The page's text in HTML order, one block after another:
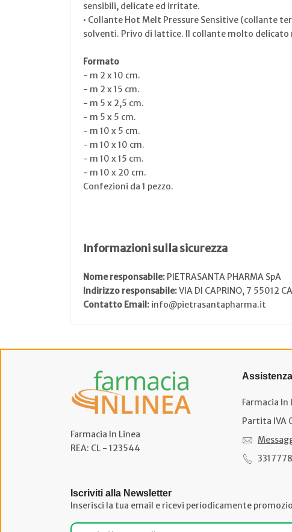
sensibili, delicate ed irritate.
• Collante Hot Melt Pressure Sensitive (collante
solventi. Privo di lattice. Il collante molto
Formato
- m 2 x 10 cm.
- m 2 x 15 cm.
- m 5 x 2,5 cm.
- m 5 x 5 cm.
- m 10 x 5 cm.
- m 10 x 10 cm.
- m 10 x 15 cm.
- m 10 x 20 cm.
Confezioni da 1 pezzo.
Informazioni sulla sicurezza
Nome responsabile: PIETRASANTA PHARMA SpA
Indirizzo responsabile:VIA DI CAPRINO, 7 55012
Contatto Email: info@pietrasantapharma.it
Farmacia In Linea
REA: CL - 123544
Assistenza
Farmacia In
Partita IVA
Iscriviti alla Newsletter
Inserisci la tua email e ricevi periodicamente